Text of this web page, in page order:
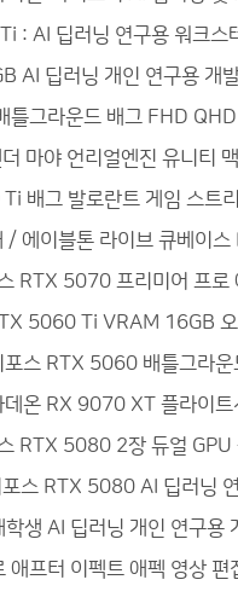
AI 딥러닝 연구용 워크스
딥러닝 개인 연구용 개
그라운드 배그 FHD QHD
마야 언리얼엔진 유니티
그 발로란트 게임 스트
이블톤 라이브 큐베이스
RTX 5070 프리미어 프로
5060 Ti VRAM 16GB 오
스 RTX 5060 배틀그라운
온 RX 9070 XT 플라이트
RTX 5080 2장 듀얼 GPU
스 RTX 5080 AI 딥러닝
AI 딥러닝 개인 연구용
프터 이펙트 애펙 영상 편